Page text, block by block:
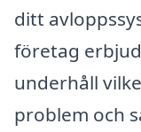
ditt
företag
underhåll
problem och